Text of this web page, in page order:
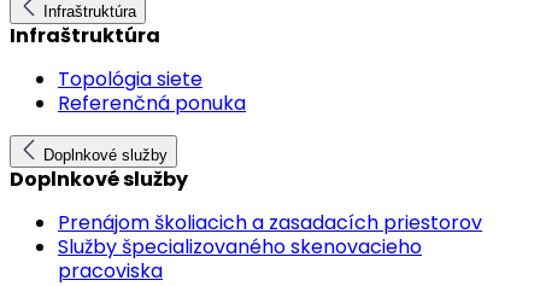
Infraštruktúra
Infraštruktúra
Topológia siete
Referenčná ponuka
Doplnkové služby
Doplnkové služby
Prenájom školiacich a zasadacích priestorov
Služby špecializovaného skenovacieho
pracoviska